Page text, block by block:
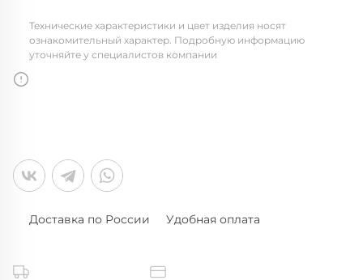
Технические характеристики и цвет изделия носят
ознакомительный характер. Подробную информацию
уточняйте у специалистов компании
Доставка по России Удобная оплата